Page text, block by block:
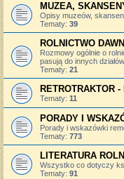
MUZEA,
Opisy muzeów,
Tematy: 39
ROLNICTWO
Rozmowy ogólnie o
pasują do innych
Tematy: 21
RETROTRAKTOR
Tematy: 11
PORADY I
Porady i wskazówki
Tematy: 773
LITERATURA
Wszystko co dotyczy
Tematy: 91